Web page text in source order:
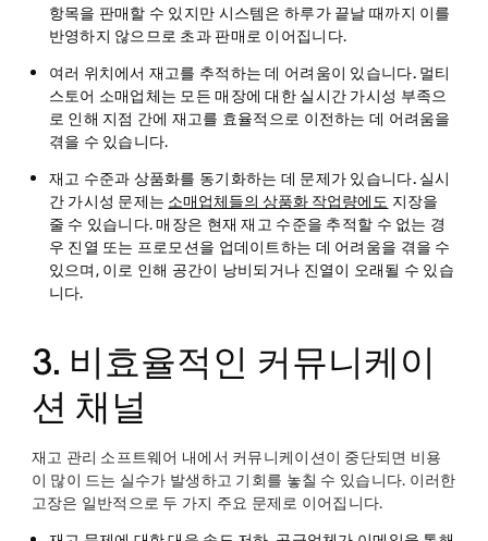
항목을 판매할 수 있지만 시스템은 하루가 끝날 때까지 이를
반영하지 않으므로 초과 판매로 이어집니다.
여러 위치에서 재고를 추적하는 데 어려움이 있습니다.멀티
스토어 소매업체는 모든 매장에 대한 실시간 가시성 부족으
로 인해 지점 간에 재고를 효율적으로 이전하는 데 어려움을
겪을 수 있습니다.
재고 수준과 상품화를 동기화하는 데 문제가 있습니다.실시
간 가시성 문제는 소매업체들의 상품화 작업량에도 지장을
줄 수 있습니다. 매장은 현재 재고 수준을 추적할 수 없는 경
우 진열 또는 프로모션을 업데이트하는 데 어려움을 겪을 수
있으며, 이로 인해 공간이 낭비되거나 진열이 오래될 수 있습
니다.
3. 비효율적인 커뮤니케이
션 채널
재고 관리 소프트웨어 내에서 커뮤니케이션이 중단되면 비용
이 많이 드는 실수가 발생하고 기회를 놓칠 수 있습니다. 이러한
고장은 일반적으로 두 가지 주요 문제로 이어집니다.